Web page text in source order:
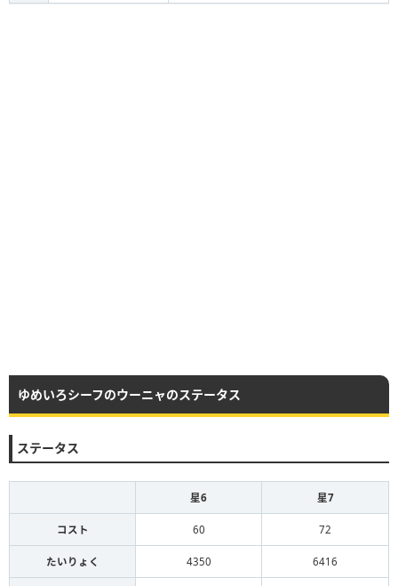
ゆめいろシーフのウーニャのステータス
ステータス
星6 星7
コスト 60 72
たいりょく 4350 6416